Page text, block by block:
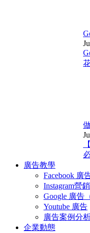
廣告教學
Facebook 廣
Instagram營銷
Google 廣告
Youtube 廣告
廣告案例分
企業動態